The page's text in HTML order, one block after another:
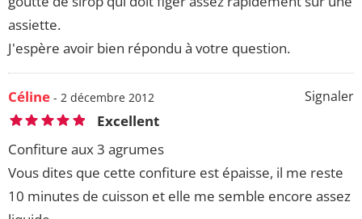
assiette.
J'espère avoir bien répondu à votre question.
Signaler
Céline - 2 décembre 2012
Excellent
Confiture aux 3 agrumes
Vous dites que cette confiture est épaisse, il me reste
10 minutes de cuisson et elle me semble encore assez